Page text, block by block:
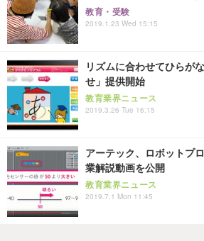
教育・受験
2019.1.23 Wed 15:15
リズムに合わせてひらが
せ」提供開始
教育業界ニュース
2019.3.26 Tue 16:15
アーテック、ロボットプ
業解説動画を公開
教育業界ニュース
2019.7.1 Mon 11:45